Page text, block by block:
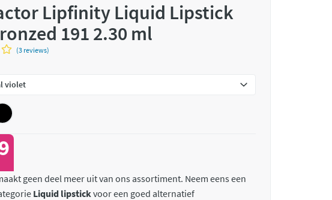
Lipfinity Liquid Lipstick
191 2.30 ml
(3 reviews)
geen deel meer uit van ons assortiment. Neem eens een
Liquid lipstickvoor een goed alternatief